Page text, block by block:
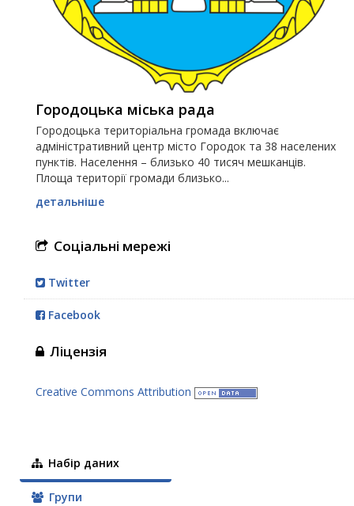
Городоцька міська рада
Городоцька територіальна громада включає
адміністративний центр місто Городок та 38 населених
пунктів. Населення – близько 40 тисяч мешканців.
Площа території громади близько...
детальніше
Соціальні мережі
Twitter
Facebook
Ліцензія
Creative Commons Attribution
Набір даних
Групи